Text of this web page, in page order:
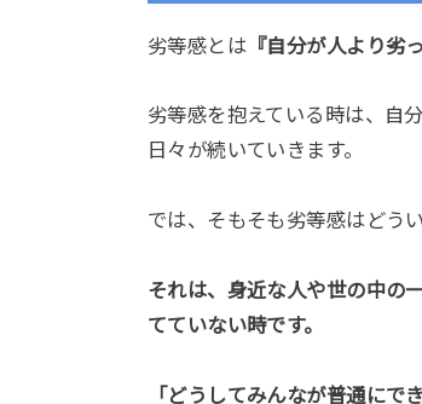
劣等感とは 『自分が人より劣
劣等感を抱えている時は、自
日々が続いていきます。
では、そもそも劣等感はどう
それは、身近な人や世の中の
てていない時です。
「どうしてみんなが普通にで